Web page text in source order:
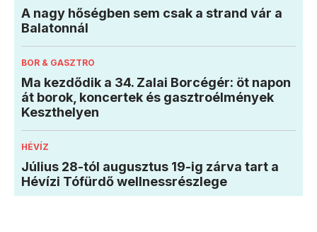
A nagy hőségben sem csak a strand vár a
Balatonnál
BOR & GASZTRO
Ma kezdődik a 34. Zalai Borcégér: öt napon
át borok, koncertek és gasztroélmények
Keszthelyen
HÉVÍZ
Július 28-tól augusztus 19-ig zárva tart a
Hévízi Tófürdő wellnessrészlege